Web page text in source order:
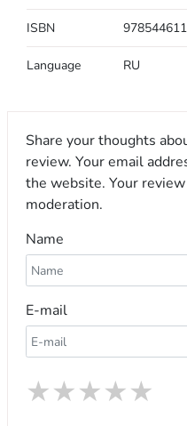
ISBN
Language RU
Share your thoughts
review. Your email
the website. Your
moderation.
Name
E-mail
★
★
★
★
★